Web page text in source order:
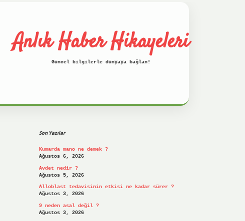
Anlık Haber Hikayeleri
Güncel bilgilerle dünyaya bağlan!
Son Yazılar
Kumarda mano ne demek ?
Ağustos 6, 2026
Avdet nedir ?
Ağustos 5, 2026
Alloblast tedavisinin etkisi ne kadar sürer ?
Ağustos 3, 2026
9 neden asal değil ?
Ağustos 3, 2026